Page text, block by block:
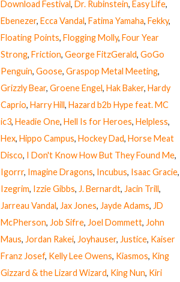
Download Festival, Dr. Rubinstein, Easy Life,
Ebenezer, Ecca Vandal, Fatima Yamaha, Fekky,
Floating Points, Flogging Molly, Four Year
Strong, Friction, George FitzGerald, GoGo
Penguin, Goose, Graspop Metal Meeting,
Grizzly Bear, Groene Engel, Hak Baker, Hardy
Caprio, Harry Hill, Hazard b2b Hype feat. MC
ic3, Headie One, Hell Is for Heroes, Helpless,
Hex, Hippo Campus, Hockey Dad, Horse Meat
Disco, I Don't Know How But They Found Me,
Igorrr, Imagine Dragons, Incubus, Isaac Gracie,
Izegrim, Izzie Gibbs, J. Bernardt, Jacin Trill,
Jarreau Vandal, Jax Jones, Jayde Adams, JD
McPherson, Job Sifre, Joel Dommett, John
Maus, Jordan Rakei, Joyhauser, Justice, Kaiser
Franz Josef, Kelly Lee Owens, Kiasmos, King
Gizzard & the Lizard Wizard, King Nun, Kiri